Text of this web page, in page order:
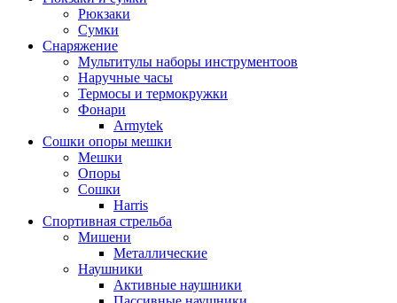
Рюкзаки
Сумки
Снаряжение
Мультитулы наборы инструментоов
Наручные часы
Термосы и термокружки
Фонари
Armytek
Сошки опоры мешки
Мешки
Опоры
Сошки
Harris
Спортивная стрельба
Мишени
Металлические
Наушники
Активные наушники